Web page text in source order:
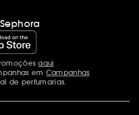
aqui
em Campanhas
de perfumarias.